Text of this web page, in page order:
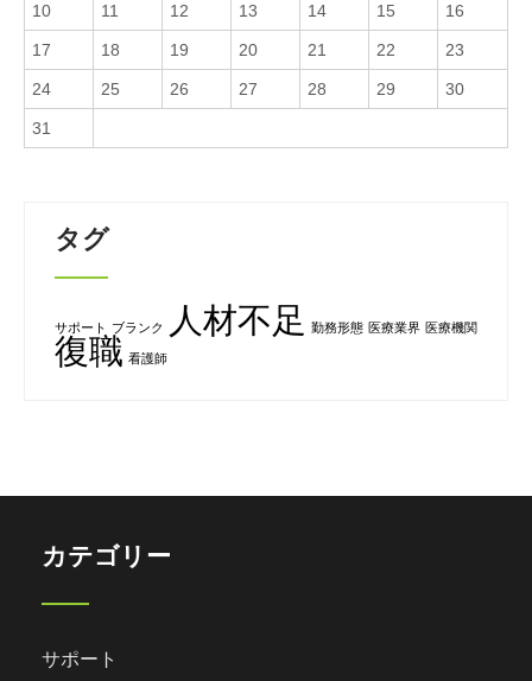
10 11 12 13 14 15 16
17 18 19 20 21 22 23
24 25 26 27 28 29 30
31
タグ
サポート ブランク 人材不足 勤務形態 医療業界 医療機関
復職 看護師
カテゴリー
サポート